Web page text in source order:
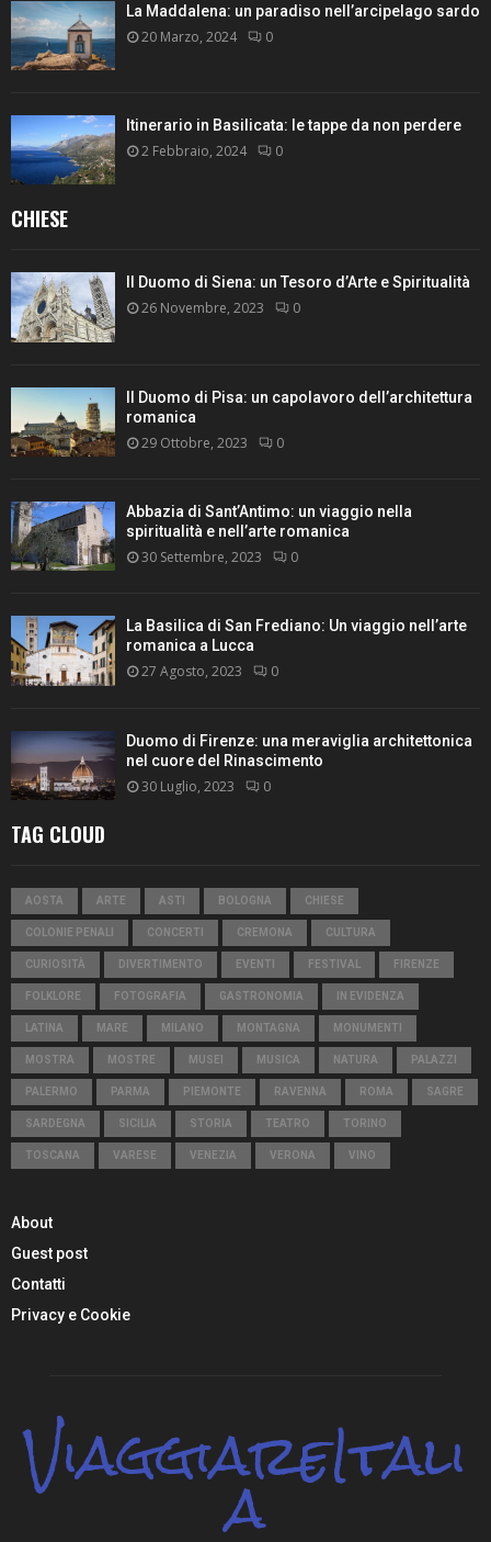
La Maddalena: un paradiso nell’arcipelago sardo
20 Marzo, 2024 0
Itinerario in Basilicata: le tappe da non perdere
2 Febbraio, 2024 0
CHIESE
Il Duomo di Siena: un Tesoro d’Arte e Spiritualità
26 Novembre, 2023 0
Il Duomo di Pisa: un capolavoro dell’architettura
romanica
29 Ottobre, 2023 0
Abbazia di Sant’Antimo: un viaggio nella
spiritualità e nell’arte romanica
30 Settembre, 2023 0
La Basilica di San Frediano: Un viaggio nell’arte
romanica a Lucca
27 Agosto, 2023 0
Duomo di Firenze: una meraviglia architettonica
nel cuore del Rinascimento
30 Luglio, 2023 0
TAG CLOUD
AOSTA ARTE ASTI BOLOGNA CHIESE
COLONIE PENALI CONCERTI CREMONA CULTURA
CURIOSITÀ DIVERTIMENTO EVENTI FESTIVAL FIRENZE
FOLKLORE FOTOGRAFIA GASTRONOMIA IN EVIDENZA
LATINA MARE MILANO MONTAGNA MONUMENTI
MOSTRA MOSTRE MUSEI MUSICA NATURA PALAZZI
PALERMO PARMA PIEMONTE RAVENNA ROMA SAGRE
SARDEGNA SICILIA STORIA TEATRO TORINO
TOSCANA VARESE VENEZIA VERONA VINO
About
Guest post
Contatti
Privacy e Cookie
ViaggiareItali
a